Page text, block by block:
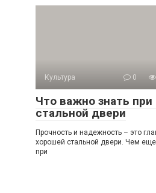
Культура 0
Что важно знать
стальной двери
Прочность и надежность – это
хорошей стальной двери. Чем еще
при